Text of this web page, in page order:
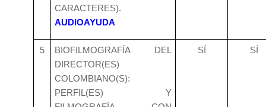
CARACTERES).
AUDIOAYUDA
5
BIOFILMOGRAFÍA DEL
DIRECTOR(ES)
COLOMBIANO(S):
PERFIL(ES) Y
SÍ SÍ